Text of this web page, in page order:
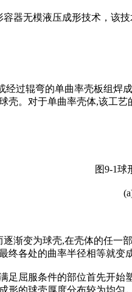
无模液压成形技术，该技
辊弯的单曲率壳板组焊
壳。对于单曲率壳体,该工
图9-1球
(a)
变为球壳,在壳体的任一
终各处的曲率半径相等就变
服条件的部位首先开始